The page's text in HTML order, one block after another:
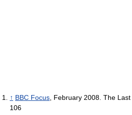
↑ BBC Focus , February 2008. The
106